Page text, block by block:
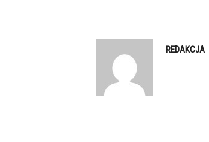
REDAKCJA